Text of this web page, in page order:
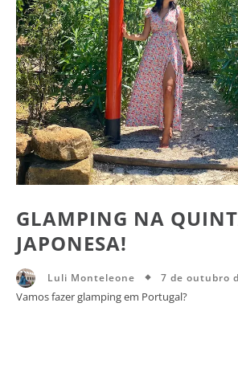
GLAMPING NA
JAPONESA!
Luli Monteleone 7 de outubro
Vamos fazer glamping em Portugal?